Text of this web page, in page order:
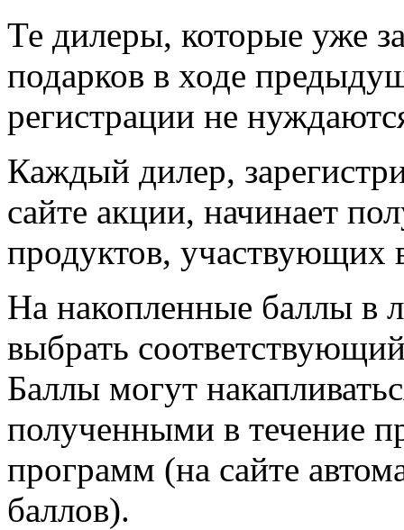
Те дилеры, которые уже
подарков в ходе
регистрации не
Каждый дилер,
сайте акции, начинает
продуктов, участвующих
На накопленные баллы в
выбрать
Баллы могут
полученными в течение
программ (на сайте
баллов).